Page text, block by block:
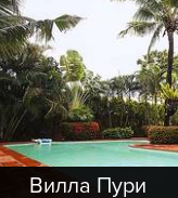
Вилла Пури